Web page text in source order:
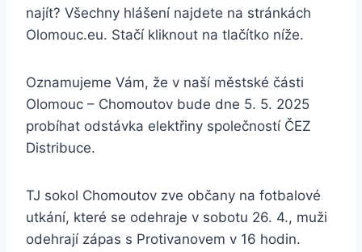
najít? Všechny hlášení najdete na stránkách
Olomouc.eu. Stačí kliknout na tlačítko níže.
Oznamujeme Vám, že v naší městské části
Olomouc – Chomoutov bude dne 5. 5. 2025
probíhat odstávka elektřiny společností ČEZ
Distribuce.
TJ sokol Chomoutov zve občany na fotbalové
utkání, které se odehraje v sobotu 26. 4., muži
odehrají zápas s Protivanovem v 16 hodin.